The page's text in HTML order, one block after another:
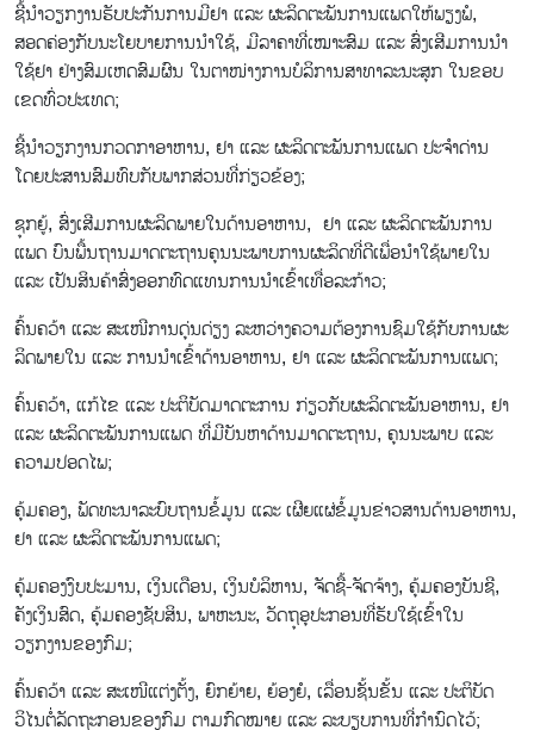
ຊີ້ນຳວຽກງານຮັບປະກັນການມີຢາ ແລະ ຜະ​ລິດ​ຕະ​ພັນ​ການ​ແພດໃຫ້ພຽງພໍ,
ສອດຄ່ອງກັບນະໂຍບາຍການນຳໃຊ້, ມີລາຄາທີ່ເໝາະສົມ ແລະ ສົ່ງເສີມການນໍາ
ໃຊ້ຢາ ຢ່າງສົມເຫດສົມຜົນ ໃນຕາໜ່າງການບໍລິການສາທາລະນະສຸກ ໃນ​ຂອບ​
ເຂດ​ທົ່ວ​ປະ​ເທດ;
ຊີ້ນຳວຽກງານກວດກາອາຫານ, ຢາ ແລະ ຜະລິດຕະພັນການແພດ ປະຈໍາດ່ານ
ໂດຍປະສານສົມທົບກັບພາກສ່ວນທີ່ກ່ຽວຂ້ອງ;
ຊຸກຍູ້, ສົ່ງ​ເສີມ​ການ​ຜະ​ລິດ​ພາຍ​ໃນ​ດ້ານ​ອາ​ຫານ, ຢາ ແລະ ຜະລິດຕະພັນການ
ແພດ ບົນພື້ນຖານ​ມາດຕະຖານຄຸນ​ນະ​ພາບ​​ການ​ຜະ​ລິດ​ທີ່​ດີ​ເພື່ອນຳໃຊ້ພາຍໃນ
ແລະ ​ເປັນ​ສິນ​ຄ້າ​ສົ່ງ​ອອກທົດ​ແທນ​ການ​ນຳ​ເຂົ້າ​ເທື່ອ​ລະ​ກ້າວ;
ຄົ້ນຄວ້າ ແລະ ສະເໜີການດຸ່ນ​ດ່ຽງ ລະ​ຫວ່າງ​ຄວາມ​ຕ້ອງ​ການ​ຊົມໃຊ້​ກັບການ​ຜະ​
ລິດພາຍໃນ ແລະ ການ​ນຳ​ເຂົ້າດ້ານ​ອາຫານ, ຢາ ແລະ ຜະລິດຕະພັນການແພດ;
​ຄົ້ນ​ຄວ້າ, ​ແກ້​ໄຂ ແລະ ປະຕິບັດມາດຕະການ ກ່ຽວກັບຜະລິດຕະພັນອາຫານ, ຢາ
ແລະ ຜະລິດຕະພັນການແພດ ທີ່ມີບັນຫາດ້ານມາດຕະຖານ, ຄຸນນະພາບ ແລະ
ຄວາມປອດໄພ;
ຄຸ້ມຄອງ, ພັດທະນາລະບົບຖານຂໍ້ມູນ ​ແລະ ​​​​​​ເຜີຍ​ແຜ່ຂໍ້​ມູນ​​ຂ່າວສານດ້ານອາຫານ,
ຢາ ແລະ ຜະ​ລິດ​ຕະ​ພັນ​ການ​ແພດ;
ຄຸ້ມຄອງງົບປະມານ, ເງິນເດືອນ, ເງິນບໍລິຫານ, ຈັດຊື້-ຈັດຈ້າງ, ຄຸ້ມຄອງບັນຊີ,
ຄັງເງິນສົດ, ຄຸ້ມຄອງຊັບສິນ, ພາຫະນະ, ວັດຖຸອຸປະກອນທີ່ຮັບໃຊ້ເຂົ້າໃນ
ວຽກງານຂອງກົມ;
ຄົ້ນຄວ້າ ແລະ ສະເໜີແຕ່ງຕັ້ງ, ຍົກຍ້າຍ, ຍ້ອງຍໍ, ເລື່ອນຊັ້ນຂັ້ນ ແລະ ປະຕິບັດ
ວິໄນຕໍ່ລັດຖະກອນຂອງກົມ ຕາມກົດໝາຍ ແລະ ລະບຽບການທີ່ກຳນົດໄວ້;